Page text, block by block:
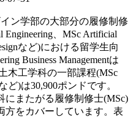
ン学部の大部分の履修制修
Engineering、MSc Artificial
など)における留学生向
Business Managementは
木工学科の一部課程(MSc
ど)は30,900ポンドです。
にまたがる履修制修士(MSc)
方をカバーしています。表